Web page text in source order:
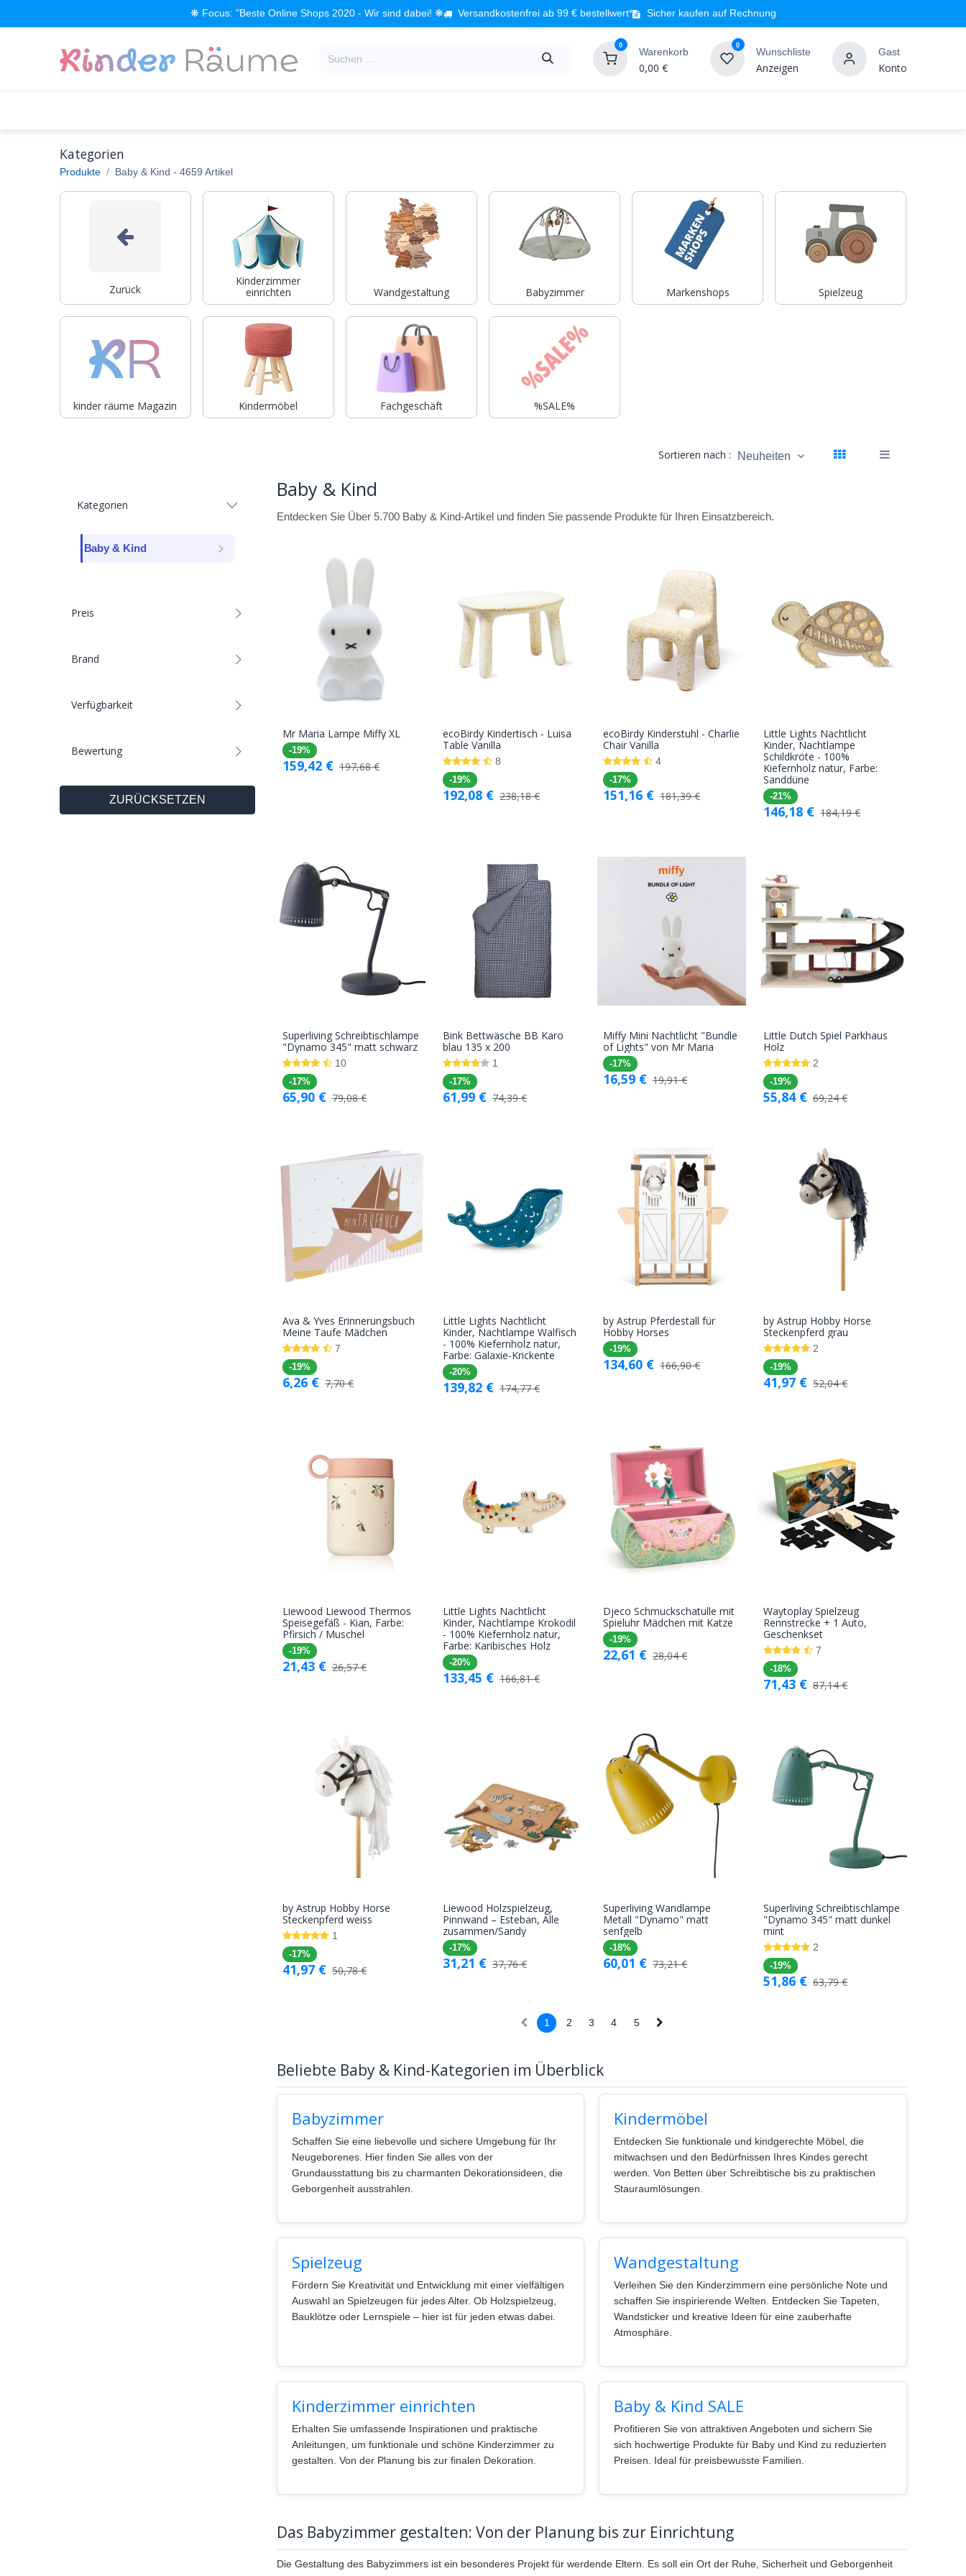
❋ Focus: "Beste Online Shops 2020 - Wir sind dabei! ❋ Versandkostenfrei ab 99 € bestellwert* Sicher kaufen auf Rechnung
0
Warenkorb
0,00 €
0
Wunschliste
Anzeigen
Gast
Konto
Kategorien
Produkte Baby & Kind - 4659 Artikel
Zurück
Kinderzimmer
einrichten
Wandgestaltung Babyzimmer Markenshops Spielzeug
kinder räume Magazin Kindermöbel Fachgeschäft %SALE%
Sortieren nach : Neuheiten
Kategorien
Baby & Kind
Preis
Brand
Verfügbarkeit
Bewertung
ZURÜCKSETZEN
Baby & Kind
Entdecken Sie Über 5.700 Baby & Kind-Artikel und finden Sie passende Produkte für Ihren Einsatzbereich.
In den
Warenkorb
Mr Maria Lampe Miffy XL
-19%
159,42€ 197,68€
In den
Warenkorb
ecoBirdy Kindertisch - Luisa
Table Vanilla
8
-19%
192,08€ 238,18€
Warenkorb
ecoBirdy Kinderstuhl - Charlie
Chair Vanilla
4
-17%
151,16 € 181,39€
In den
Warenkorb
Little Lights Nachtlicht
Kinder, Nachtlampe
Schildkröte - 100%
Kiefernholz natur, Farbe:
Sanddüne
-21%
146,18 € 184,19€
In den
Warenkorb
Superliving Schreibtischlampe
"Dynamo 345" matt schwarz
10
-17%
65,90€ 79,08€
In den
Warenkorb
Bink Bettwäsche BB Karo
blau 135 x 200
1
-17%
61,99€ 74,39€
In den
Miffy Mini Nachtlicht "Bundle
of Lights" von Mr Maria
-17%
16,59 € 19,91€
In den
Warenkorb
Little Dutch Spiel Parkhaus
Holz
2
-19%
55,84 € 69,24€
In den
Warenkorb
Ava & Yves Erinnerungsbuch
Meine Taufe Mädchen
7
-19%
6,26€ 7,70€
In den
Warenkorb
Little Lights Nachtlicht
Kinder, Nachtlampe Walfisch
- 100% Kiefernholz natur,
Farbe: Galaxie-Krickente
-20%
139,82€ 174,77€
In den
by Astrup Pferdestall für
Hobby Horses
-19%
134,60 € 166,90€
In den
Warenkorb
by Astrup Hobby Horse
Steckenpferd grau
2
-19%
41,97 € 52,04€
In den
Warenkorb
Liewood Liewood Thermos
Speisegefäß - Kian, Farbe:
Pfirsich / Muschel
-19%
21,43€ 26,57€
In den
Warenkorb
Little Lights Nachtlicht
Kinder, Nachtlampe Krokodil
- 100% Kiefernholz natur,
Farbe: Karibisches Holz
-20%
133,45 € 166,81€
In den
Djeco Schmuckschatulle mit
Spieluhr Mädchen mit Katze
-19%
22,61 € 28,04€
In den
Warenkorb
Waytoplay Spielzeug
Rennstrecke + 1 Auto,
Geschenkset
7
-18%
71,43 € 87,14€
In den
Warenkorb
by Astrup Hobby Horse
Steckenpferd weiss
1
-17%
41,97€ 50,78€
In den
Warenkorb
Liewood Holzspielzeug,
Pinnwand – Esteban, Alle
zusammen/Sandy
-17%
31,21 € 37,76€
In den
Superliving Wandlampe
Metall "Dynamo" matt
senfgelb
-18%
60,01 € 73,21€
In den
Superliving Schreibtischlampe
"Dynamo 345" matt dunkel
mint
2
-19%
51,86 € 63,79€
1 2 3 4 5
Beliebte Baby & Kind-Kategorien im Überblick
Babyzimmer
Schaffen Sie eine liebevolle und sichere Umgebung für Ihr
Neugeborenes. Hier finden Sie alles von der
Grundausstattung bis zu charmanten Dekorationsideen, die
Geborgenheit ausstrahlen.
Kindermöbel
Entdecken Sie funktionale und kindgerechte Möbel, die
mitwachsen und den Bedürfnissen Ihres Kindes gerecht
werden. Von Betten über Schreibtische bis zu praktischen
Stauraumlösungen.
Spielzeug
Fördern Sie Kreativität und Entwicklung mit einer vielfältigen
Auswahl an Spielzeugen für jedes Alter. Ob Holzspielzeug,
Bauklötze oder Lernspiele – hier ist für jeden etwas dabei.
Wandgestaltung
Verleihen Sie den Kinderzimmern eine persönliche Note und
schaffen Sie inspirierende Welten. Entdecken Sie Tapeten,
Wandsticker und kreative Ideen für eine zauberhafte
Atmosphäre.
Kinderzimmer einrichten
Erhalten Sie umfassende Inspirationen und praktische
Anleitungen, um funktionale und schöne Kinderzimmer zu
gestalten. Von der Planung bis zur finalen Dekoration.
Baby & Kind SALE
Profitieren Sie von attraktiven Angeboten und sichern Sie
sich hochwertige Produkte für Baby und Kind zu reduzierten
Preisen. Ideal für preisbewusste Familien.
Das Babyzimmer gestalten: Von der Planung bis zur Einrichtung
Die Gestaltung des Babyzimmers ist ein besonderes Projekt für werdende Eltern. Es soll ein Ort der Ruhe, Sicherheit und Geborgenheit